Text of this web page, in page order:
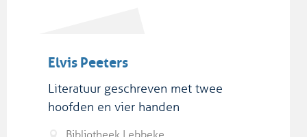
Elvis Peeters
Literatuur geschreven met twee
hoofden en vier handen